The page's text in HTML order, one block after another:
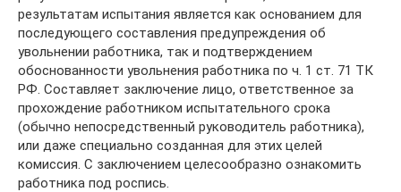
результатам испытания является как основанием для
последующего составления предупреждения об
увольнении работника, так и подтверждением
обоснованности увольнения работника по ч. 1 ст. 71 ТК
РФ. Составляет заключение лицо, ответственное за
прохождение работником испытательного срока
(обычно непосредственный руководитель работника),
или даже специально созданная для этих целей
комиссия. С заключением целесообразно ознакомить
работника под роспись.